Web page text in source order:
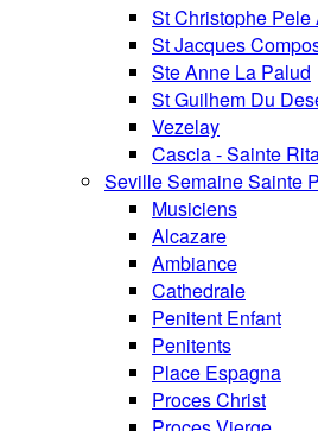
St Christophe Pele
St Jacques
Ste Anne La Palud
St Guilhem Du
Vezelay
Cascia - Sainte
Seville Semaine Sainte
Musiciens
Alcazare
Ambiance
Cathedrale
Penitent Enfant
Penitents
Place Espagna
Proces Christ